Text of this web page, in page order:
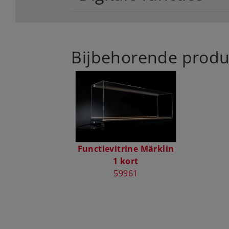
Bijbehorende
Functievitrine Märklin
1 kort
59961